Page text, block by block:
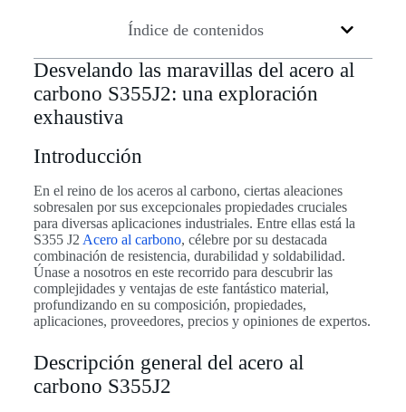
Índice de contenidos
Desvelando las maravillas del acero al
carbono S355J2: una exploración
exhaustiva
Introducción
En el reino de los aceros al carbono, ciertas aleaciones
sobresalen por sus excepcionales propiedades cruciales
para diversas aplicaciones industriales. Entre ellas está la
S355 J2 Acero al carbono, célebre por su destacada
combinación de resistencia, durabilidad y soldabilidad.
Únase a nosotros en este recorrido para descubrir las
complejidades y ventajas de este fantástico material,
profundizando en su composición, propiedades,
aplicaciones, proveedores, precios y opiniones de expertos.
Descripción general del acero al
carbono S355J2